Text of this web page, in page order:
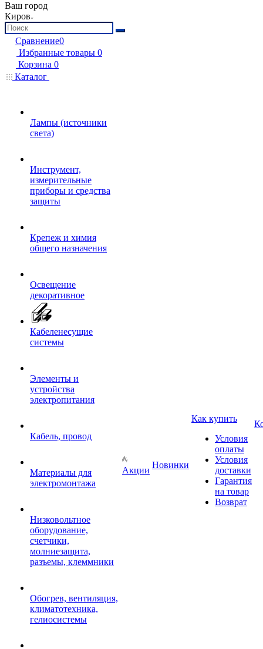
Ваш город
Киров
Сравнение0
Избранные товары 0
Корзина 0
Каталог
Лампы (источники
света)
Инструмент,
измерительные
приборы и средства
защиты
Крепеж и химия
общего назначения
Освещение
декоративное
Кабеленесущие
системы
Элементы и
устройства
электропитания
Кабель, провод
Материалы для
электромонтажа
Низковольтное
оборудование,
счетчики,
молниезащита,
разъемы, клеммники
Обогрев, вентиляция,
климатотехника,
гелиосистемы
Акции
Новинки
Как купить
Условия
оплаты
Условия
доставки
Гарантия
на товар
Возврат